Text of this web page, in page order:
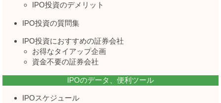
IPO投資のデメリット
IPO投資の質問集
IPO投資におすすめの証券会社
お得なタイアップ企画
資金不要の証券会社
IPOのデータ、便利ツール
IPOスケジュール